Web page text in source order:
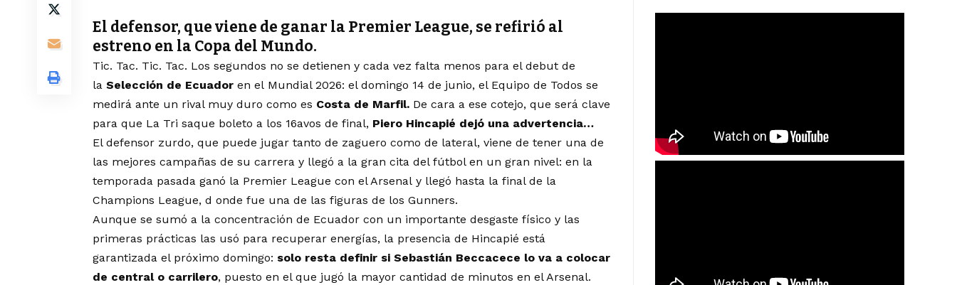
El defensor, que viene de ganar la Premier League, se refirió al
estreno en la Copa del Mundo.
Tic. Tac. Tic. Tac. Los segundos no se detienen y cada vez falta menos para el debut de
la Selección de Ecuador en el Mundial 2026: el domingo 14 de junio, el Equipo de Todos se
medirá ante un rival muy duro como es Costa de Marfil. De cara a ese cotejo, que será clave
para que La Tri saque boleto a los 16avos de final, Piero Hincapié dejó una advertencia…
El defensor zurdo, que puede jugar tanto de zaguero como de lateral, viene de tener una de
las mejores campañas de su carrera y llegó a la gran cita del fútbol en un gran nivel: en la
temporada pasada ganó la Premier League con el Arsenal y llegó hasta la final de la
Champions League, d onde fue una de las figuras de los Gunners.
Aunque se sumó a la concentración de Ecuador con un importante desgaste físico y las
primeras prácticas las usó para recuperar energías, la presencia de Hincapié está
garantizada el próximo domingo: solo resta definir si Sebastián Beccacece lo va a colocar
de central o carrilero, puesto en el que jugó la mayor cantidad de minutos en el Arsenal.